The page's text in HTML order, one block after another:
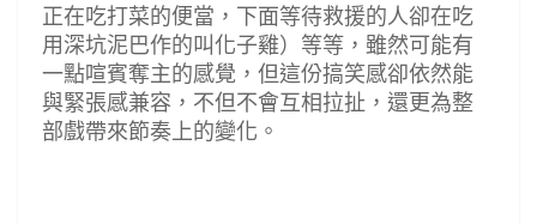
正在吃打菜的便當，下面等待救援的人卻在吃
用深坑泥巴作的叫化子雞）等等，雖然可能有
一點喧賓奪主的感覺，但這份搞笑感卻依然能
與緊張感兼容，不但不會互相拉扯，還更為整
部戲帶來節奏上的變化 。